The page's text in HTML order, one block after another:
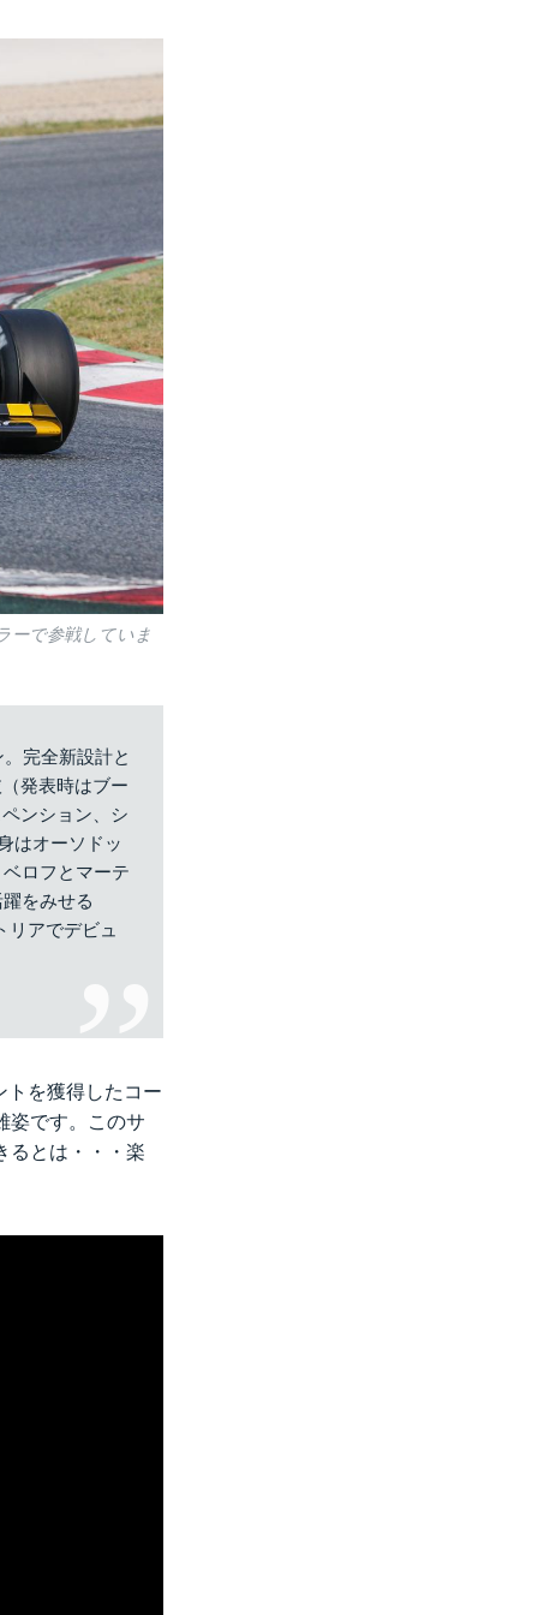
ーで参戦していま
完全新設計と
発表時はブー
ンション、シ
はオーソドッ
ロフとマーテ
をみせる
リアでデビュ
トを獲得したコー
姿です。このサ
るとは・・・楽